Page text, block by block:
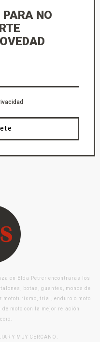
NO
en Elda Petrer encontraras los
botas, guantes, monos de
trial, enduro o moto
de moto con la mejor relación
Y MUY CERCANO.